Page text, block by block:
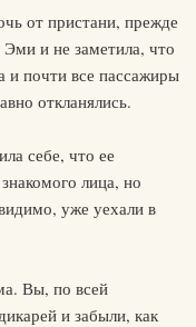
от пристани, прежде
и не заметила, что
и почти все пассажиры
откланялись.
себе, что ее
лица, но
уже уехали в
Вы, по всей
и забыли, как